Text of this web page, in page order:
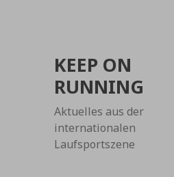
KEEP ON
RUNNING
Aktuelles aus der
internationalen
Laufsportszene